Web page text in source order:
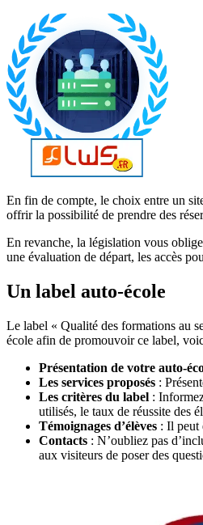
En fin de compte, le choix entre un
offrir la possibilité de prendre des
En revanche, la législation vous
une évaluation de départ, les accès
Un label auto-école
Le label « Qualité des formations au
école afin de promouvoir ce label,
Présentation de votre auto-
Les services proposés :
Les critères du label :
utilisés, le taux de réussite des
Témoignages d’élèves : Il peut
Contacts : N’oubliez pas
aux visiteurs de poser des